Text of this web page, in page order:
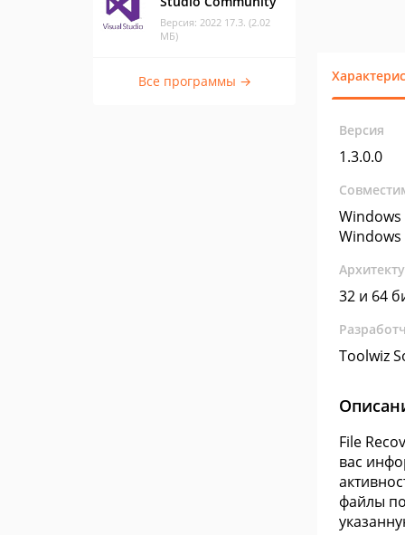
Версия: 2022 17.3. (2.02
МБ)
Все программы →
Версия
1.3.0.0
Windows
Windows
32 и 64
Toolwiz
File
вас
файлы